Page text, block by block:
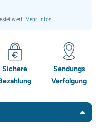
Mehr Infos
Sichere
Sendungs
Verfolgung